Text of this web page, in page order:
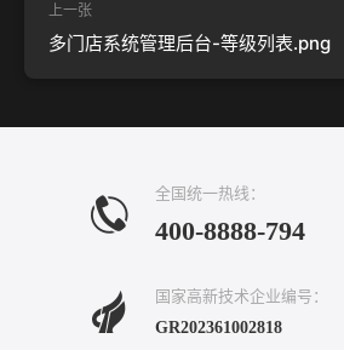
上一张
多门店系统管理后台-等级列表.png
全国统一热线：
400-8888-794
国家高新技术企业编号：
GR202361002818